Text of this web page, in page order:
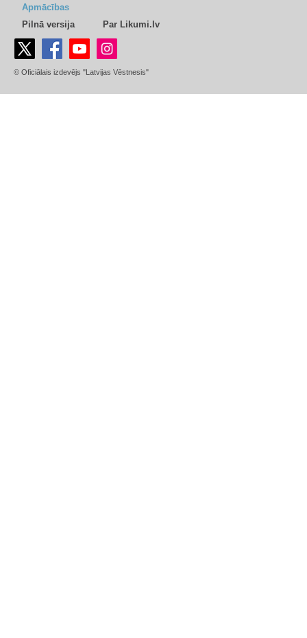
Apmācības
Pilnā versija
Par Likumi.lv
© Oficiālais izdevējs "Latvijas Vēstnesis"